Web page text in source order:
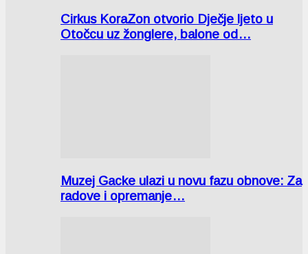
Cirkus KoraZon otvorio Dječje ljeto u
Otočcu uz žonglere, balone od…
Muzej Gacke ulazi u novu fazu obnove: Za
radove i opremanje…